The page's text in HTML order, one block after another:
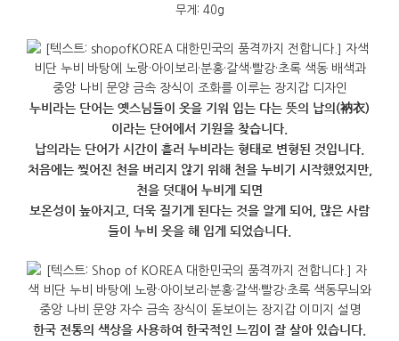
무게: 40g
누비라는 단어는 옛스님들이 옷을 기워 입는 다는 뜻의 납의(衲衣)
이라는 단어에서 기원을 찾습니다.
납의라는 단어가 시간이 흘러 누비라는 형태로 변형된 것입니다.
처음에는 찢어진 천을 버리지 않기 위해 천을 누비기 시작했었지만,
천을 덧대어 누비게 되면
보온성이 높아지고, 더욱 질기게 된다는 것을 알게 되어, 많은 사람
들이 누비 옷을 해 입게 되었습니다.
한국 전통의 색상을 사용하여 한국적인 느낌이 잘 살아 있습니다.